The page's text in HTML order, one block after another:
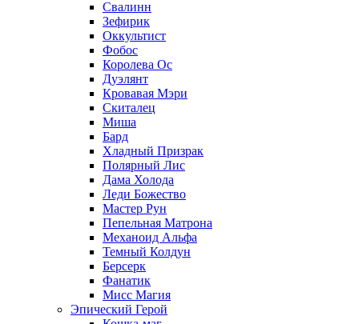
Свалинн
Зефирик
Оккультист
Фобос
Королева Ос
Дуэлянт
Кровавая Мэри
Скиталец
Миша
Бард
Хладный Призрак
Полярный Лис
Дама Холода
Леди Божество
Мастер Рун
Пепельная Матрона
Механоид Альфа
Темный Колдун
Берсерк
Фанатик
Мисс Магия
Эпический Герой